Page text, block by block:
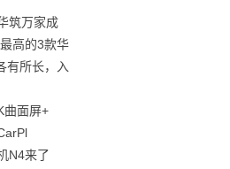
筑万家成
高的3款华
有所长，入
曲面屏+
N4来了